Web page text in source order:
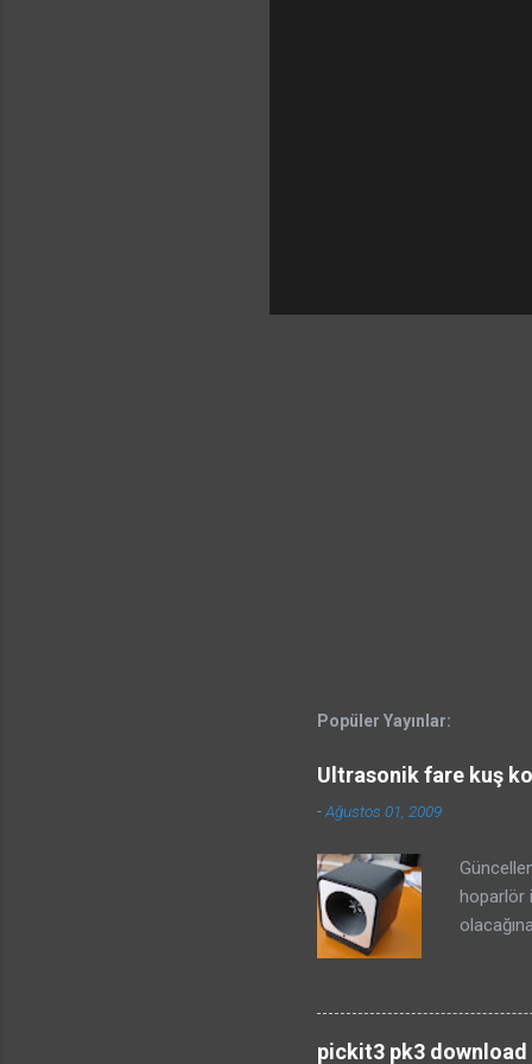
Popüler Yayınlar:
Ultrasonik fare kuş
-Ağustos 01, 2009
hoparlör
ilgili bir
pickit3 pk3